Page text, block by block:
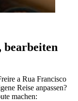
bearbeiten
a Rua Francisco
Reise anpassen?
machen: